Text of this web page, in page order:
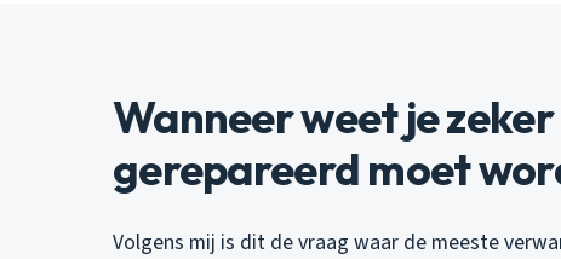
Wanneer weet je
gerepareerd moet
Volgens mij is dit de vraag waar de meeste